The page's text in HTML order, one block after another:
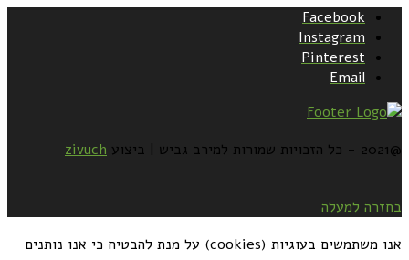
Facebook
Instagram
Pinterest
Email
@2021 - כל הזכויות שמורות למירב גביש | ביצוע zivuch
בחזרה למעלה
אנו משתמשים בעוגיות (cookies) על מנת להבטיח כי אנו נותנים